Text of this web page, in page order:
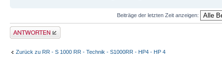
Beiträge der letzten Zeit anzeigen:
Antwort erstellen
Zurück zu RR - S 1000 RR - Technik - S1000RR - HP4 - HP 4